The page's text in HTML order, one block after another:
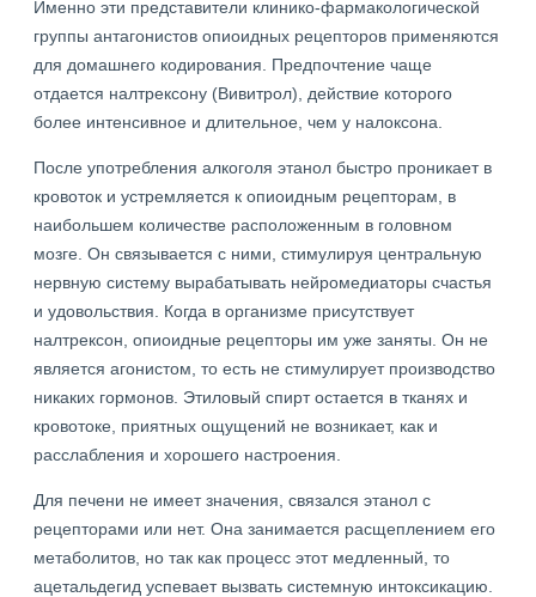
Именно эти представители клинико-фармакологической
группы антагонистов опиоидных рецепторов применяются
для домашнего кодирования. Предпочтение чаще
отдается налтрексону (Вивитрол), действие которого
более интенсивное и длительное, чем у налоксона.
После употребления алкоголя этанол быстро проникает в
кровоток и устремляется к опиоидным рецепторам, в
наибольшем количестве расположенным в головном
мозге. Он связывается с ними, стимулируя центральную
нервную систему вырабатывать нейромедиаторы счастья
и удовольствия. Когда в организме присутствует
налтрексон, опиоидные рецепторы им уже заняты. Он не
является агонистом, то есть не стимулирует производство
никаких гормонов. Этиловый спирт остается в тканях и
кровотоке, приятных ощущений не возникает, как и
расслабления и хорошего настроения.
Для печени не имеет значения, связался этанол с
рецепторами или нет. Она занимается расщеплением его
метаболитов, но так как процесс этот медленный, то
ацетальдегид успевает вызвать системную интоксикацию.